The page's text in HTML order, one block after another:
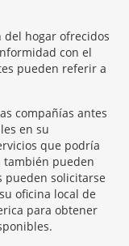
del hogar ofrecidos
con el
pueden referir a
compañías antes
en su
que podría
también pueden
pueden solicitarse
oficina local de
para obtener